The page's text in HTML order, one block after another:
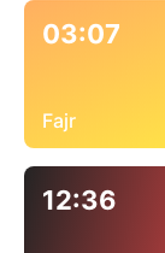
03:07
Fajr
12:36